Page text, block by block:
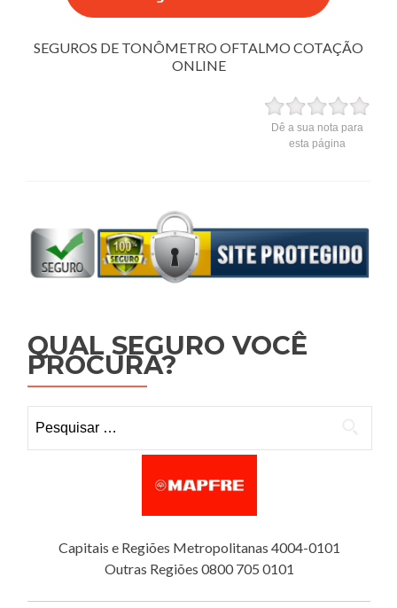
SEGUROS DE TONÔMETRO OFTALMO COTAÇÃO
ONLINE
Dê a sua nota para
esta página
QUAL SEGURO VOCÊ
PROCURA?
Capitais e Regiões Metropolitanas 4004-0101
Outras Regiões 0800 705 0101